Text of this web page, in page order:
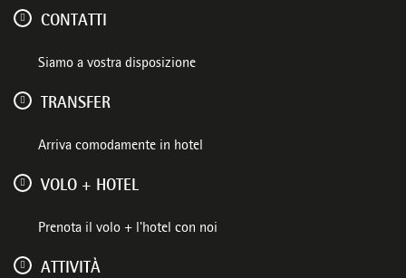
CONTATTI
Siamo a vostra disposizione
TRANSFER
Arriva comodamente in hotel
VOLO + HOTEL
Prenota il volo + l'hotel con noi
ATTIVITÀ